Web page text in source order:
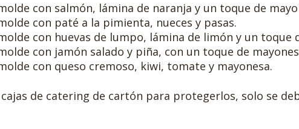
con salmón, lámina de naranja y un toque de
con paté a la pimienta, nueces y pasas.
con huevas de lumpo, lámina de limón y un toque
con jamón salado y piña, con un toque de
con queso cremoso, kiwi, tomate y mayonesa.
de catering de cartón para protegerlos, solo se